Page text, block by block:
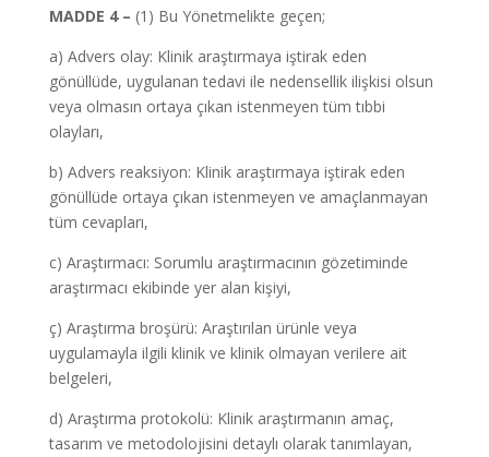
MADDE 4 – (1) Bu Yönetmelikte geçen;
a) Advers olay: Klinik araştırmaya iştirak eden
gönüllüde, uygulanan tedavi ile nedensellik ilişkisi olsun
veya olmasın ortaya çıkan istenmeyen tüm tıbbi
olayları,
b) Advers reaksiyon: Klinik araştırmaya iştirak eden
gönüllüde ortaya çıkan istenmeyen ve amaçlanmayan
tüm cevapları,
c) Araştırmacı: Sorumlu araştırmacının gözetiminde
araştırmacı ekibinde yer alan kişiyi,
ç) Araştırma broşürü: Araştırılan ürünle veya
uygulamayla ilgili klinik ve klinik olmayan verilere ait
belgeleri,
d) Araştırma protokolü: Klinik araştırmanın amaç,
tasarım ve metodolojisini detaylı olarak tanımlayan,